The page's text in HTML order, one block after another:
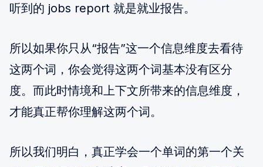
听到的 jobs report 就是就业报告。
所以如果你只从“报告”这一个信息维度去看待
这两个词，你会觉得这两个词基本没有区分
度。而此时情境和上下文所带来的信息维度，
才能真正帮你理解这两个词。
所以我们明白，真正学会一个单词的第一个关